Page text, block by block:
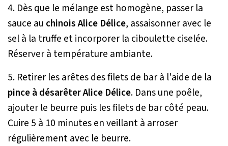
4. Dès que le mélange est homogène, passer la
sauce au chinois Alice Délice, assaisonner avec le
sel à la truffe et incorporer la ciboulette ciselée.
Réserver à température ambiante.
5. Retirer les arêtes des filets de bar à l'aide de la
pince à désarêter Alice Délice. Dans une poêle,
ajouter le beurre puis les filets de bar côté peau.
Cuire 5 à 10 minutes en veillant à arroser
régulièrement avec le beurre.